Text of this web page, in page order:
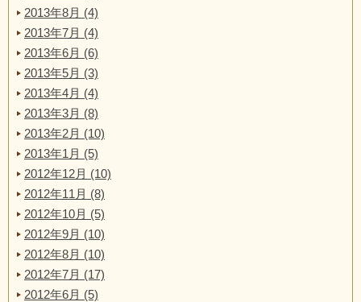
2013年8月 (4)
2013年7月 (4)
2013年6月 (6)
2013年5月 (3)
2013年4月 (4)
2013年3月 (8)
2013年2月 (10)
2013年1月 (5)
2012年12月 (10)
2012年11月 (8)
2012年10月 (5)
2012年9月 (10)
2012年8月 (10)
2012年7月 (17)
2012年6月 (5)